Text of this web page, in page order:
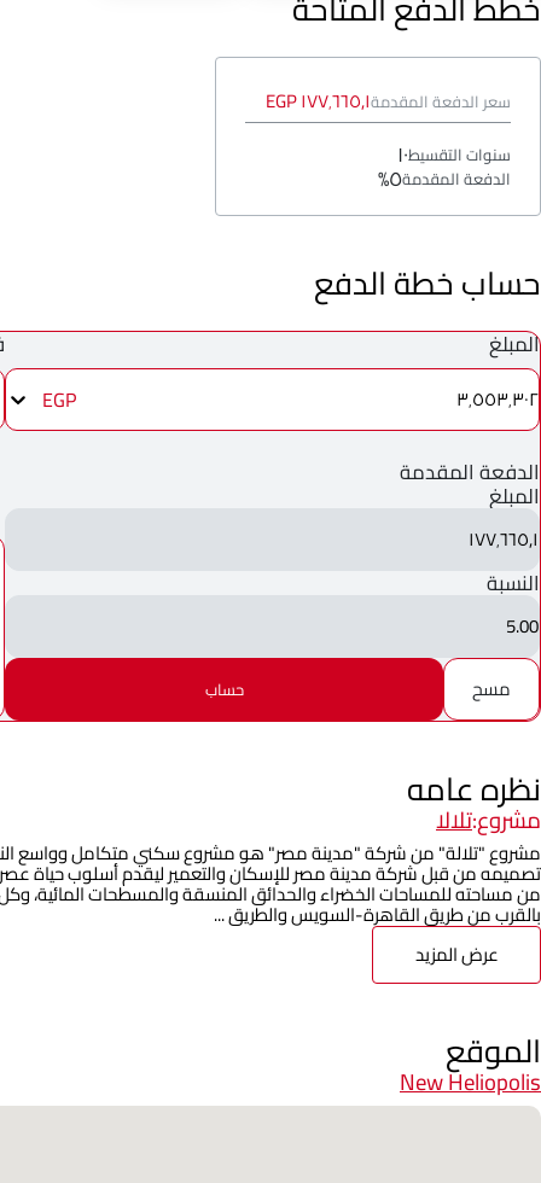
سعر الدفعة المقدمة١٧٧٬٦٦٥٫١ EGP
سنوات التقسيط١٠
الدفعة المقدمة٥%
حساب خطة الدفع
المبلغ
٣٬٥٥٣٬٣٠٢ EGP
الدفعة المقدمة
المبلغ
١٧٧٬٦٦٥٫١
النسبة
5.00
مسح
حساب
نظره عامه
مشروع:تلالا
مشروع "تلالة" من شركة "مدينة مصر" هو مشروع سكني متكامل وواسع
من مساحته للمساحات الخضراء والحدائق المنسقة والمسطحات المائية،
بالقرب من طريق القاهرة-السويس والطريق ...
عرض المزيد
الموقع
New Heliopolis